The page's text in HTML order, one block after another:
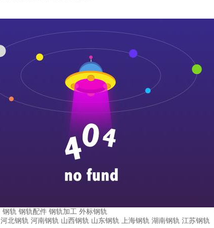
钢轨 钢轨配件 钢轨加工 外标钢轨
河北钢轨 河南钢轨 山西钢轨 山东钢轨 上海钢轨 湖南钢轨 江苏钢轨